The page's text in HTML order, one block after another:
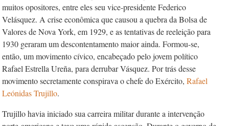
muitos opositores, entre eles seu vice-presidente Federico
Velásquez. A crise econômica que causou a quebra da Bolsa de
Valores de Nova York, em 1929, e as tentativas de reeleição para
1930 geraram um descontentamento maior ainda. Formou-se,
então, um movimento cívico, encabeçado pelo jovem político
Rafael Estrella Ureña, para derrubar Vásquez. Por trás desse
movimento secretamente conspirava o chefe do Exército, Rafael
Leónidas Trujillo.
Trujillo havia iniciado sua carreira militar durante a intervenção